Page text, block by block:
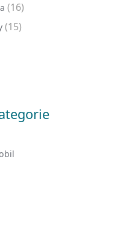
(16)
(15)